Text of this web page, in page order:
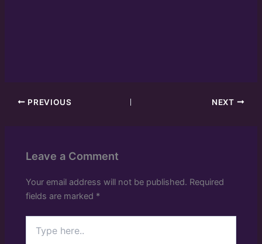
PREVIOUS NEXT
Leave a Comment
Your email address will not be published. Required
fields are marked *
here..